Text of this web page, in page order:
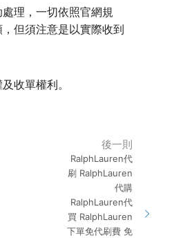
理，一切依照官網規
但須注意是以實際收到
收單權利。
後一則
RalphLauren代
刷 RalphLauren
代購
RalphLauren代
買 RalphLauren
下單免代刷費 免